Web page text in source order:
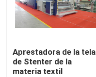
Sobre nosotros
Aprestadora de la tela
de Stenter de la
materia textil